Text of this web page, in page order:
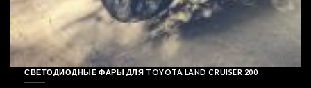
СВЕТОДИОДНЫЕ ФАРЫ ДЛЯ TOYOTA LAND CRUISER 200